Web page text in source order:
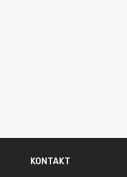
KONTAKT